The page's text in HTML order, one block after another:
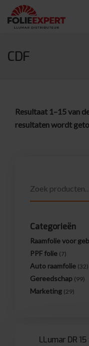
CDF
Resultaat 1–15 van
resultaten wordt
Categorieën
Raamfolie voor
PPF folie (7)
Auto raamfolie (32)
Gereedschap (99)
Marketing (29)
LLumar DR